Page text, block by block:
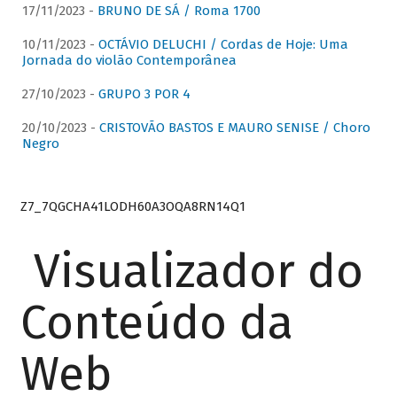
17/11/2023 - BRUNO DE SÁ / Roma 1700
10/11/2023 - OCTÁVIO DELUCHI / Cordas de Hoje: Uma
Jornada do violão Contemporânea
27/10/2023 - GRUPO 3 POR 4
20/10/2023 - CRISTOVÃO BASTOS E MAURO SENISE / Choro
Negro
Z7_7QGCHA41LODH60A3OQA8RN14Q1
Visualizador do
Conteúdo da
Web